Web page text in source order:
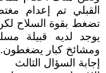
القبلي تم إعدام
تضغط بقوة السلاح
يوجد لديه قبيلة
ومشائخ كبار يضغطون.
إجابة السؤال الثالث